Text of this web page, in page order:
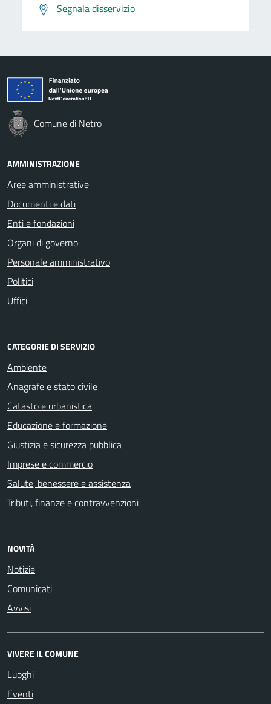
Segnala disservizio
Comune di Netro
AMMINISTRAZIONE
Aree amministrative
Documenti e dati
Enti e fondazioni
Organi di governo
Personale amministrativo
Politici
Uffici
CATEGORIE DI SERVIZIO
Ambiente
Anagrafe e stato civile
Catasto e urbanistica
Educazione e formazione
Giustizia e sicurezza pubblica
Imprese e commercio
Salute, benessere e assistenza
Tributi, finanze e contravvenzioni
NOVITÀ
Notizie
Comunicati
Avvisi
VIVERE IL COMUNE
Luoghi
Eventi